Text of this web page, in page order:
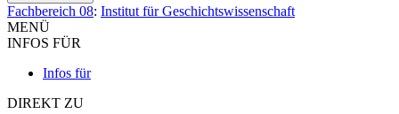
Fachbereich 08: Institut für Geschichtswissenschaft
MENÜ
INFOS FÜR
Infos für
DIREKT ZU